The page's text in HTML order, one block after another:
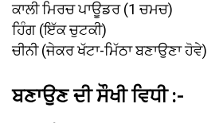
ਕਾਲੀ ਮਿਰਚ ਪਾਊਡਰ (1 ਚਮਚ)
ਹਿੰਗ (ਇੱਕ ਚੁਟਕੀ)
ਚੀਨੀ (ਜੇਕਰ ਖੱਟਾ-ਮਿੱਠਾ ਬਣਾਉਣਾ ਹੋਵੇ)
ਬਣਾਉਣ ਦੀ ਸੌਖੀ ਵਿਧੀ :-